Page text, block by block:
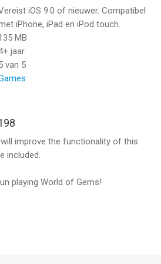
can also be purchased for real
support at
or check our FAQ
terms-of-service
Of Gems! Get it now for free!​
Limited is een app voor iPhone,
iOS 9.0 of nieuwer. Compatibel
iPhone, iPad en iPod touch.
MB
jaar
van 5
improve the functionality of this
included.
playing World of Gems!